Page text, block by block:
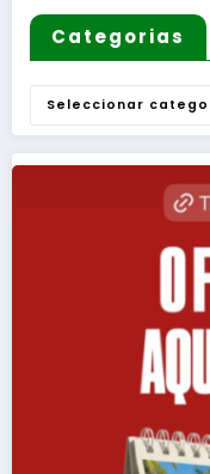
Categorias
Categorias